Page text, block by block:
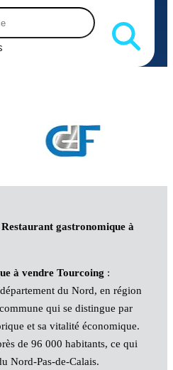
gastronomique à
à vendre Tourcoing :
du Nord, en région
qui se distingue par
et sa vitalité économique.
de 96 000 habitants, ce qui
Nord-Pas-de-Calais.